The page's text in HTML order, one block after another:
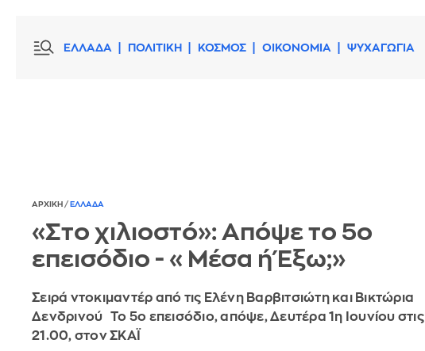
ΕΛΛΑΔΑ ΠΟΛΙΤΙΚΗ ΚΟΣΜΟΣ ΟΙΚΟΝΟΜΙΑ ΨΥΧΑΓΩΓΙΑ
ΑΡΧΙΚΗ / ΕΛΛΑΔΑ
«Στο χιλιοστό»: Απόψε το 5ο
επεισόδιο - «Μέσα ή Έξω;»
Σειρά ντοκιμαντέρ από τις Ελένη Βαρβιτσιώτη και Βικτώρια
Δενδρινού Το 5ο επεισόδιο, απόψε, Δευτέρα 1η Ιουνίου στις
21.00, στον ΣΚΑΪ